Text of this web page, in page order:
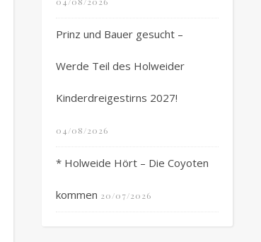
Prinz und Bauer gesucht –
Werde Teil des Holweider
Kinderdreigestirns 2027!
04/08/2026
* Holweide Hört – Die Coyoten
kommen 20/07/2026